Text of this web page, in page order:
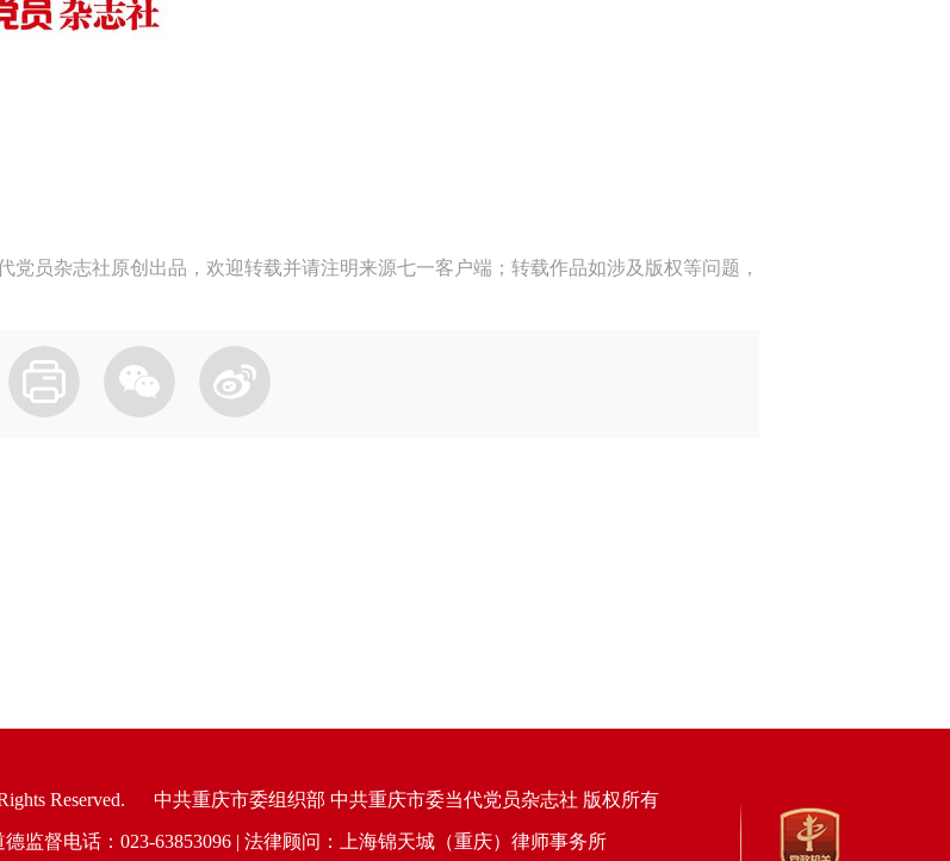
员杂志社原创出品，欢迎转载并请注明来源七一客户端；转载作品如涉及版权等问题，
Reserved. 中共重庆市委组织部 中共重庆市委当代党员杂志社 版权所有
监督电话：023-63853096 | 法律顾问：上海锦天城（重庆）律师事务所